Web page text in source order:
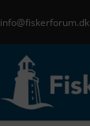
info@fiskerforum.dk